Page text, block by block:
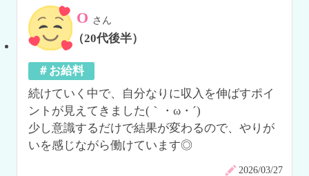
O さん
（20代後半）
＃お給料
続けていく中で、自分なりに収入を伸ばすポイ
ントが見えてきました(｀・ω・´)
少し意識するだけで結果が変わるので、やりが
いを感じながら働けています◎
2026/03/27